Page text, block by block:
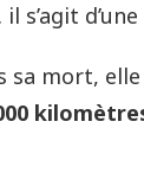
d’une
sa mort,